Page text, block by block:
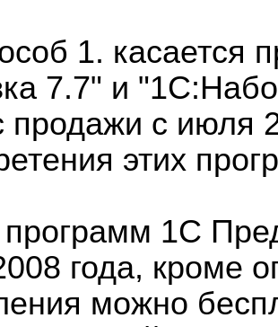
1. касается
7.7" и
продажи с июля
этих
1С
года, кроме
можно